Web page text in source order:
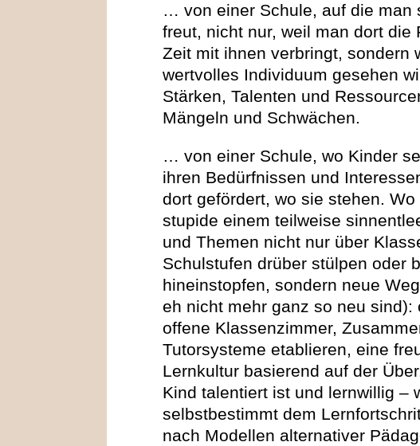
… von einer Schule, auf die man
freut, nicht nur, weil man dort die
Zeit mit ihnen verbringt, sondern
wertvolles Individuum gesehen
Stärken, Talenten und
Mängeln und Schwächen.
… von einer Schule, wo Kinder
ihren Bedürfnissen und
dort gefördert, wo sie stehen.
stupide einem teilweise
und Themen nicht nur über
Schulstufen drüber stülpen oder
hineinstopfen, sondern neue
eh nicht mehr ganz so neu sind):
offene Klassenzimmer,
Tutorsysteme etablieren, eine
Lernkultur basierend auf der
Kind talentiert ist und lernwillig –
selbstbestimmt dem
nach Modellen alternativer